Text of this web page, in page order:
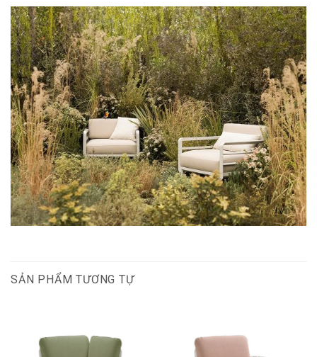
SẢN PHẨM TƯƠNG TỰ